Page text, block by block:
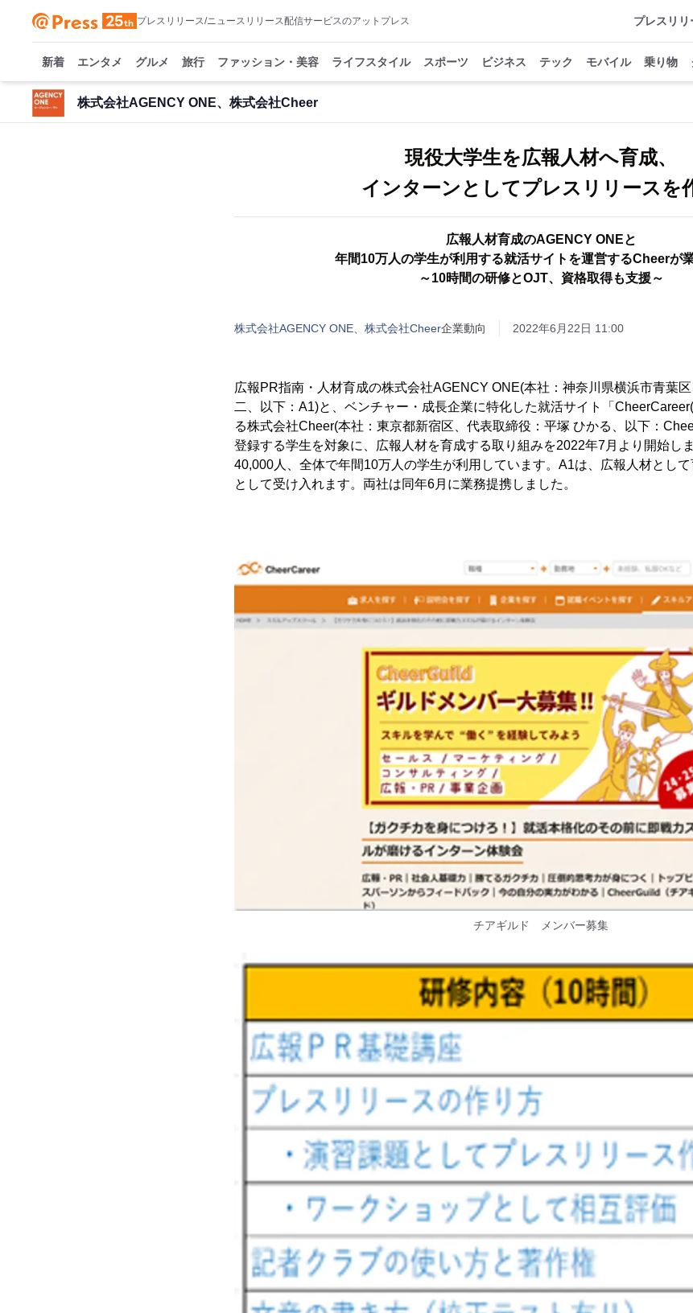
プレスリリース/ニュースリリース配信サービスのアットプレス プレスリ
新着 エンタメ グルメ 旅行 ファッション・美容 ライフスタイル スポーツ ビジネス テック モバイル 乗り物
株式会社AGENCY ONE、株式会社Cheer
現役大学生を広報人材へ育成、
インターンとしてプレスリリースを
広報人材育成のAGENCY ONEと
年間10万人の学生が利用する就活サイトを運営するCheerが
～10時間の研修とOJT、資格取得も支援～
株式会社AGENCY ONE、株式会社Cheer企業動向 2022年6月22日 11:00
広報PR指南・人材育成の株式会社AGENCY ONE(本社：神奈川県横浜市青葉
二、以下：A1)と、ベンチャー・成長企業に特化した就活サイト「
る株式会社Cheer(本社：東京都新宿区、代表取締役：平塚 ひかる、以下：
登録する学生を対象に、広報人材を育成する取り組みを2022年7月より開始し
40,000人、全体で年間10万人の学生が利用しています。A1は、広報人材とし
として受け入れます。両社は同年6月に業務提携しました。
チアギルド メンバー募集